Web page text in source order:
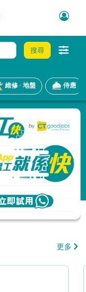
搜尋
維修 · 地盤 侍應
更多